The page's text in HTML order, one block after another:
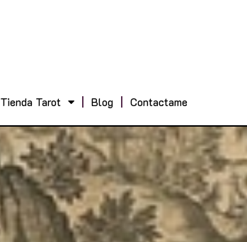
Tienda Tarot Blog Contactame